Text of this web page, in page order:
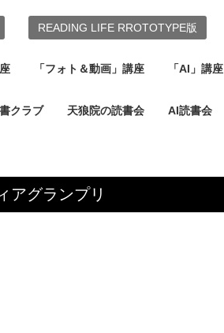
「フォト＆動画」講座 「AI」講座
クラブ 天狼院の読書会 AI読書会
READING LIFE RROTOTYPE版
アグランプリ